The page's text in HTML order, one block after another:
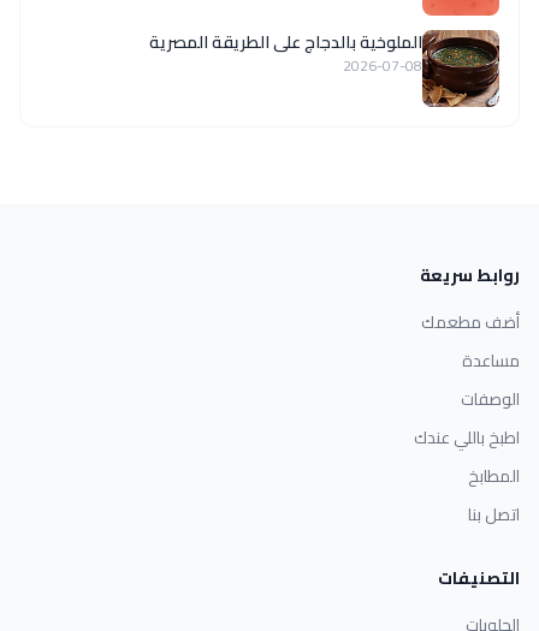
الملوخية بالدجاج على الطريقة المصرية
2026-07-08
روابط سريعة
أضف مطعمك
مساعدة
الوصفات
اطبخ باللي عندك
المطابخ
اتصل بنا
التصنيفات
الحلويات